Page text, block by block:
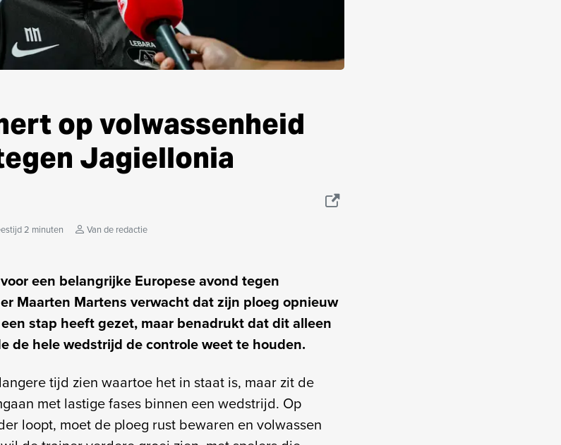
op volwassenheid
Jagiellonia
2 minuten Van de redactie
een belangrijke Europese avond tegen
Maarten Martens verwacht dat zijn ploeg opnieuw
stap heeft gezet, maar benadrukt dat dit alleen
de hele wedstrijd de controle weet te houden.
tijd zien waartoe het in staat is, maar zit de
met lastige fases binnen een wedstrijd. Op
loopt, moet de ploeg rust bewaren en volwassen